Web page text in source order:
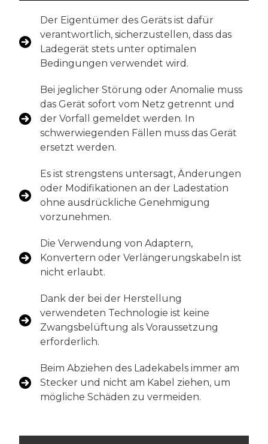
Der Eigentümer des Geräts ist dafür
verantwortlich, sicherzustellen, dass das
Ladegerät stets unter optimalen
Bedingungen verwendet wird.
Bei jeglicher Störung oder Anomalie muss
das Gerät sofort vom Netz getrennt und
der Vorfall gemeldet werden. In
schwerwiegenden Fällen muss das Gerät
ersetzt werden.
Es ist strengstens untersagt, Änderungen
oder Modifikationen an der Ladestation
ohne ausdrückliche Genehmigung
vorzunehmen.
Die Verwendung von Adaptern,
Konvertern oder Verlängerungskabeln ist
nicht erlaubt.
Dank der bei der Herstellung
verwendeten Technologie ist keine
Zwangsbelüftung als Voraussetzung
erforderlich.
Beim Abziehen des Ladekabels immer am
Stecker und nicht am Kabel ziehen, um
mögliche Schäden zu vermeiden.